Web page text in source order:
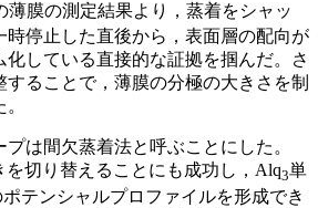
薄膜の測定結果より，蒸着をシャッ
時停止した直後から，表面層の配向が
している直接的な証拠を掴んだ。さ
することで，薄膜の分極の大きさを制
は間欠蒸着法と呼ぶことにした。
を切り替えることにも成功し，Alq3単
テンシャルプロファイルを形成でき